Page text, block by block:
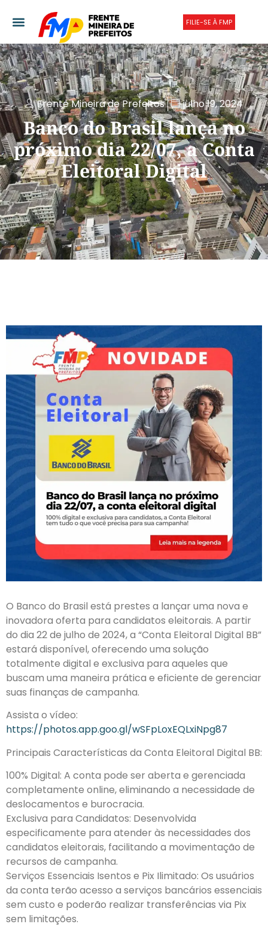
FILIE-SE À FMP
Frente Mineira de Prefeitos julho 19, 2024
Banco do Brasil lança no
próximo dia 22/07, a Conta
Eleitoral Digital
O Banco do Brasil está prestes a lançar uma nova e
inovadora oferta para candidatos eleitorais. A partir
do dia 22 de julho de 2024, a “Conta Eleitoral Digital BB”
estará disponível, oferecendo uma solução
totalmente digital e exclusiva para aqueles que
buscam uma maneira prática e eficiente de gerenciar
suas finanças de campanha.
Assista o vídeo:
https://photos.app.goo.gl/wSFpLoxEQLxiNpg87
Principais Características da Conta Eleitoral Digital BB:
100% Digital: A conta pode ser aberta e gerenciada
completamente online, eliminando a necessidade de
deslocamentos e burocracia.
Exclusiva para Candidatos: Desenvolvida
especificamente para atender às necessidades dos
candidatos eleitorais, facilitando a movimentação de
recursos de campanha.
Serviços Essenciais Isentos e Pix Ilimitado: Os usuários
da conta terão acesso a serviços bancários essenciais
sem custo e poderão realizar transferências via Pix
sem limitações.